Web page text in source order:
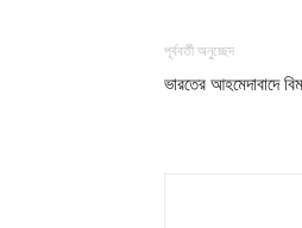
পূর্ববর্তী অনুচ্ছেদ
ভারতের আহমেদাবাদে